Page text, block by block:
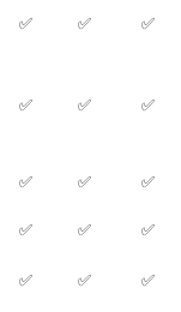
✅ ✅ ✅
✅ ✅ ✅
✅ ✅ ✅
✅ ✅ ✅
✅ ✅ ✅